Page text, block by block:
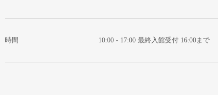
時間 10:00 - 17:00 最終入館受付 16:00まで